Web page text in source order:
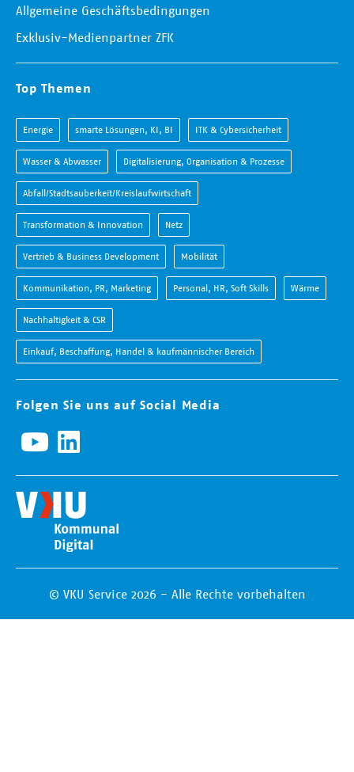
Allgemeine Geschäftsbedingungen
Exklusiv-Medienpartner ZFK
Top Themen
Energie smarte Lösungen, KI, BI ITK & Cybersicherheit
Wasser & Abwasser Digitalisierung, Organisation & Prozesse
Abfall/Stadtsauberkeit/Kreislaufwirtschaft
Transformation & Innovation Netz
Vertrieb & Business Development Mobilität
Kommunikation, PR, Marketing Personal, HR, Soft Skills Wärme
Nachhaltigkeit & CSR
Einkauf, Beschaffung, Handel & kaufmännischer Bereich
Folgen Sie uns auf Social Media
© VKU Service 2026 - Alle Rechte vorbehalten